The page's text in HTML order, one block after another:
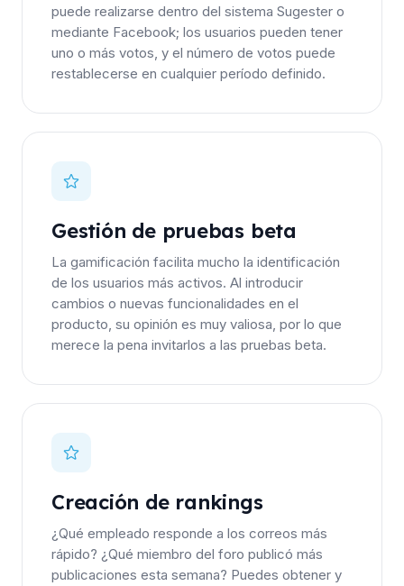
puede realizarse dentro del sistema Sugester o
mediante Facebook; los usuarios pueden tener
uno o más votos, y el número de votos puede
restablecerse en cualquier período definido.
Gestión de pruebas beta
La gamificación facilita mucho la identificación
de los usuarios más activos. Al introducir
cambios o nuevas funcionalidades en el
producto, su opinión es muy valiosa, por lo que
merece la pena invitarlos a las pruebas beta.
Creación de rankings
¿Qué empleado responde a los correos más
rápido? ¿Qué miembro del foro publicó más
publicaciones esta semana? Puedes obtener y